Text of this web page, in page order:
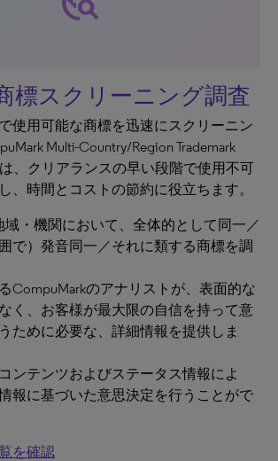
標スクリーニング調査
使用可能な商標を迅速にスクリーニン
Multi-Country/Region Trademark
は、クリアランスの早い段階で使用不可
、時間とコストの節約に役立ちます。
域・機関において、全体的として同一／
囲で）発音同一／それに類する商標を調
CompuMarkのアナリストが、表面的な
く、お客様が最大限の自信を持って意
ために必要な、詳細情報を提供しま
ンテンツおよびステータス情報によ
報に基づいた意思決定を行うことがで
を確認